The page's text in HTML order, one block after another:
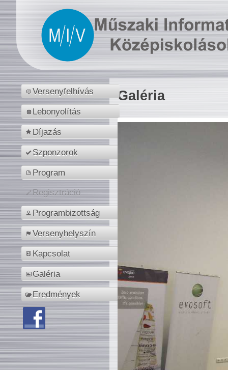
Versenyfelhívás
Lebonyolítás
Díjazás
Szponzorok
Program
Regisztráció
Programbizottság
Versenyhelyszín
Kapcsolat
Galéria
Eredmények
Galéria